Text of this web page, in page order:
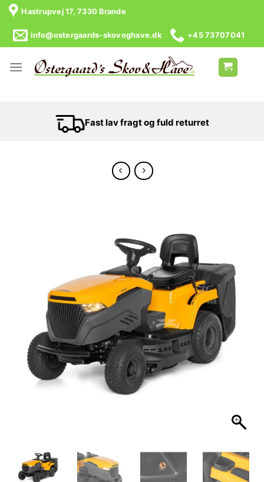
Hastrupvej 17, 7330 Brande
info@ostergaards-skovoghave.dk +45 73707041
Fast lav fragt og fuld returret